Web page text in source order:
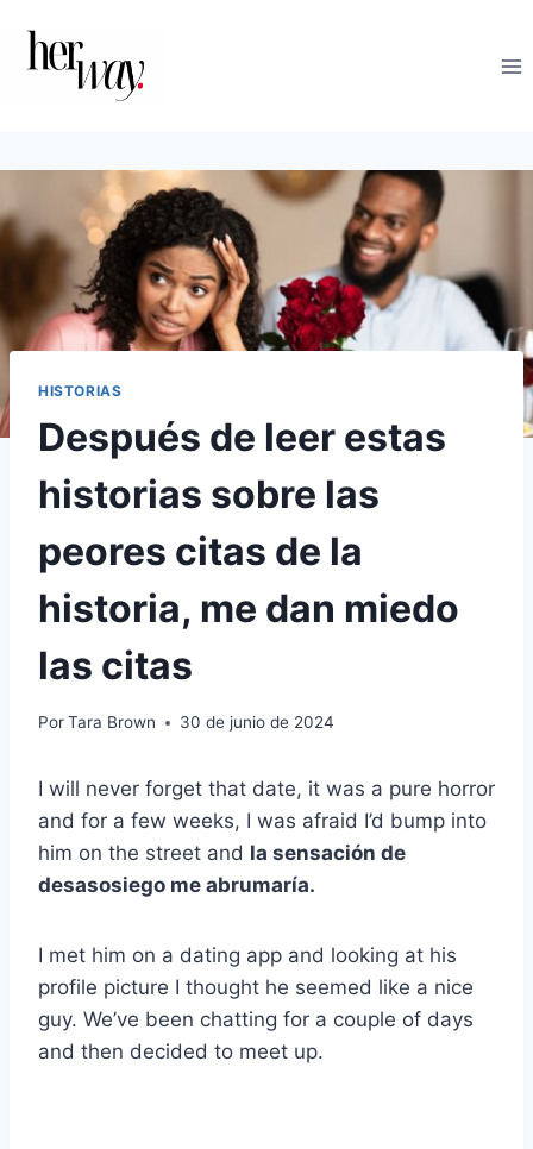
contenido
HISTORIAS
Después de leer estas
historias sobre las
peores citas de la
historia, me dan miedo
las citas
PorTara Brown 30 de junio de 2024
I will never forget that date, it was a pure horror
and for a few weeks, I was afraid I’d bump into
him on the street and la sensación de
desasosiego me abrumaría.
I met him on a dating app and looking at his
profile picture I thought he seemed like a nice
guy. We’ve been chatting for a couple of days
and then decided to meet up.